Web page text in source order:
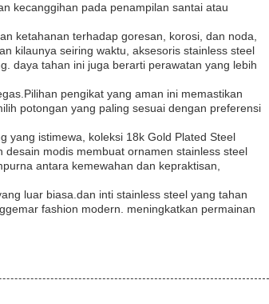
kecanggihan pada penampilan santai atau
ketahanan terhadap goresan, korosi, dan noda,
kilaunya seiring waktu, aksesoris stainless steel
daya tahan ini juga berarti perawatan yang lebih
pengikat yang aman ini memastikan
potongan yang paling sesuai dengan preferensi
yang istimewa, koleksi 18k Gold Plated Steel
modis membuat ornamen stainless steel
antara kemewahan dan kepraktisan,
luar biasa.dan inti stainless steel yang tahan
fashion modern. meningkatkan permainan